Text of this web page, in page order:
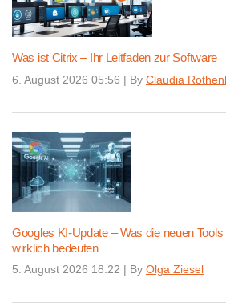
Was ist Citrix – Ihr Leitfaden zur Software
6. August 2026 05:56 | By Claudia
Googles KI-Update – Was die neuen
wirklich bedeuten
5. August 2026 18:22 | By Olga Ziesel